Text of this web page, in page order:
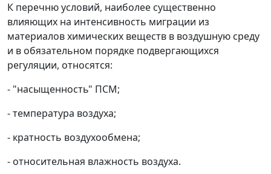
К перечню условий, наиболее существенно
влияющих на интенсивность миграции из
материалов химических веществ в воздушную среду
и в обязательном порядке подвергающихся
регуляции, относятся:
- "насыщенность" ПСМ;
- температура воздуха;
- кратность воздухообмена;
- относительная влажность воздуха.